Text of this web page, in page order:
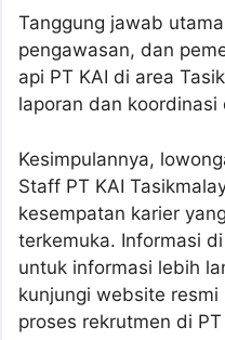
Tanggung jawab
pengawasan, dan
api PT KAI di area
laporan dan
Kesimpulannya,
Staff PT KAI
kesempatan karier
terkemuka. Informasi
untuk informasi lebih
kunjungi website resmi
proses rekrutmen di